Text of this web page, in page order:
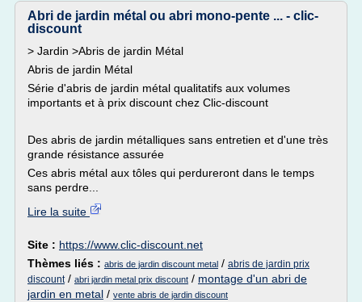
Abri de jardin métal ou abri mono-pente ... - clic-
discount
> Jardin >Abris de jardin Métal
Abris de jardin Métal
Série d'abris de jardin métal qualitatifs aux volumes
importants et à prix discount chez Clic-discount
Des abris de jardin métalliques sans entretien et d'une très
grande résistance assurée
Ces abris métal aux tôles qui perdureront dans le temps
sans perdre...
Lire la suite
Site : https://www.clic-discount.net
Thèmes liés : abris de jardin discount metal / abris de jardin prix
discount/ abri jardin metal prix discount / montage d'un abri de
jardin en metal / vente abris de jardin discount